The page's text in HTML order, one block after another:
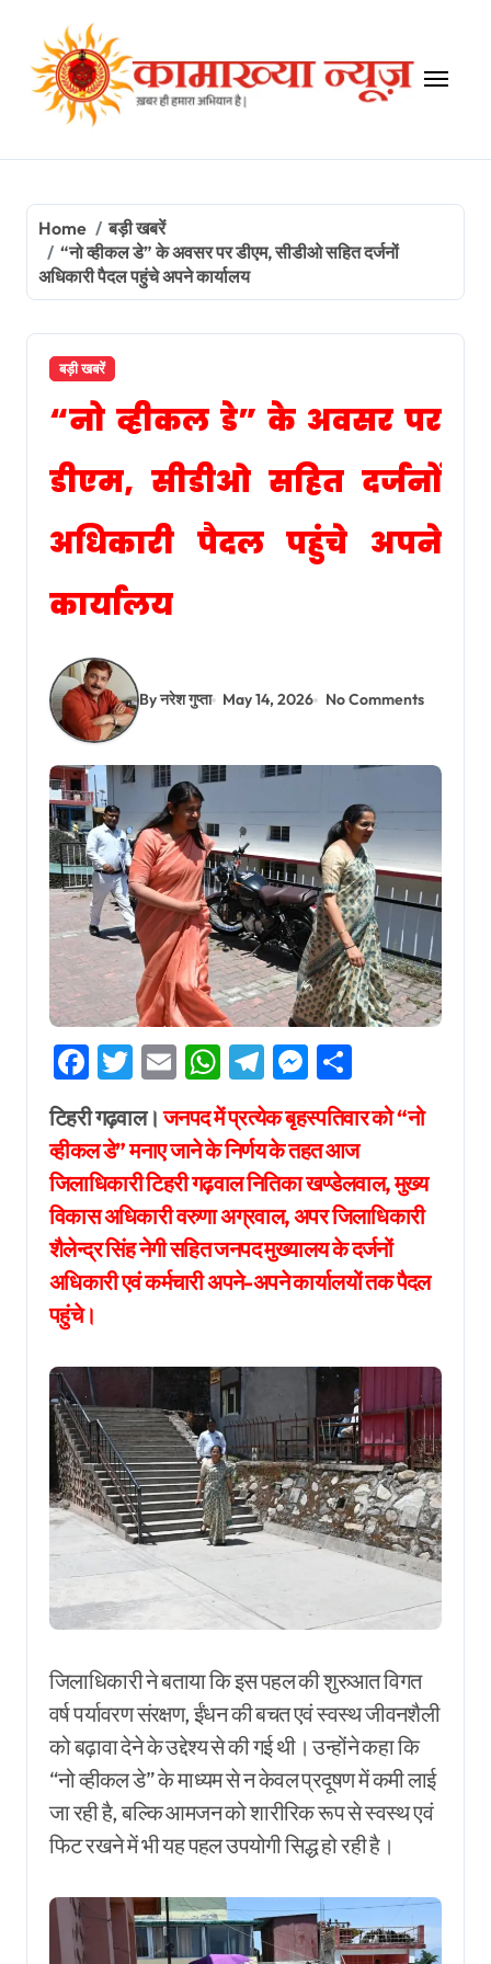
content
Home
बड़ी खबरें
“नो व्हीकल डे” के अवसर पर डीएम, सीडीओ सहित दर्जनों
अधिकारी पैदल पहुंचे अपने कार्यालय
बड़ी खबरें
“नो व्हीकल डे” के अवसर पर
डीएम, सीडीओ सहित दर्जनों
अधिकारी पैदल पहुंचे अपने
कार्यालय
By नरेश गुप्ता May 14, 2026 No Comments
Facebook
Twitter
EmailWhatsApp
Telegram
Messenger
टिहरी गढ़वाल।जनपद में प्रत्येक बृहस्पतिवार को “नो
व्हीकल डे” मनाए जाने के निर्णय के तहत आज
जिलाधिकारी टिहरी गढ़वाल नितिका खण्डेलवाल, मुख्य
विकास अधिकारी वरुणा अग्रवाल, अपर जिलाधिकारी
शैलेन्द्र सिंह नेगी सहित जनपद मुख्यालय के दर्जनों
अधिकारी एवं कर्मचारी अपने-अपने कार्यालयों तक पैदल
पहुंचे।
जिलाधिकारी ने बताया कि इस पहल की शुरुआत विगत
वर्ष पर्यावरण संरक्षण, ईंधन की बचत एवं स्वस्थ जीवनशैली
को बढ़ावा देने के उद्देश्य से की गई थी। उन्होंने कहा कि
“नो व्हीकल डे” के माध्यम से न केवल प्रदूषण में कमी लाई
जा रही है, बल्कि आमजन को शारीरिक रूप से स्वस्थ एवं
फिट रखने में भी यह पहल उपयोगी सिद्ध हो रही है।